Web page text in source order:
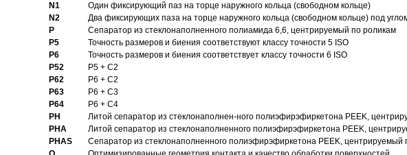
N1
Один фиксирующий паз на торце наружного кольца (свободном кольце)
N2
Два фиксирующих паза на торце наружного кольца (свободном кольце) под углом
P
Cепаратор из стеклонаполненного полиамида 6,6, центрируемый по роликам
P5
Точность размеров и биения соответствуют классу точности 5 ISO
P6
Точность размеров и биения соответствует классу точности 6 ISO
P52
P5 + C2
P62
P6 + C2
P63
P6 + C3
P64
P6 + C4
PH
Литой сепаратор из стеклонаполнен-ного полиэфирэфиркетона PEEK,
PHA
Литой сепаратор из стеклонаполненного полиэфирэфиркетона PEEK,
PHAS
Сепаратор из стеклонаполненного полиэфирэфиркетона PEEK,